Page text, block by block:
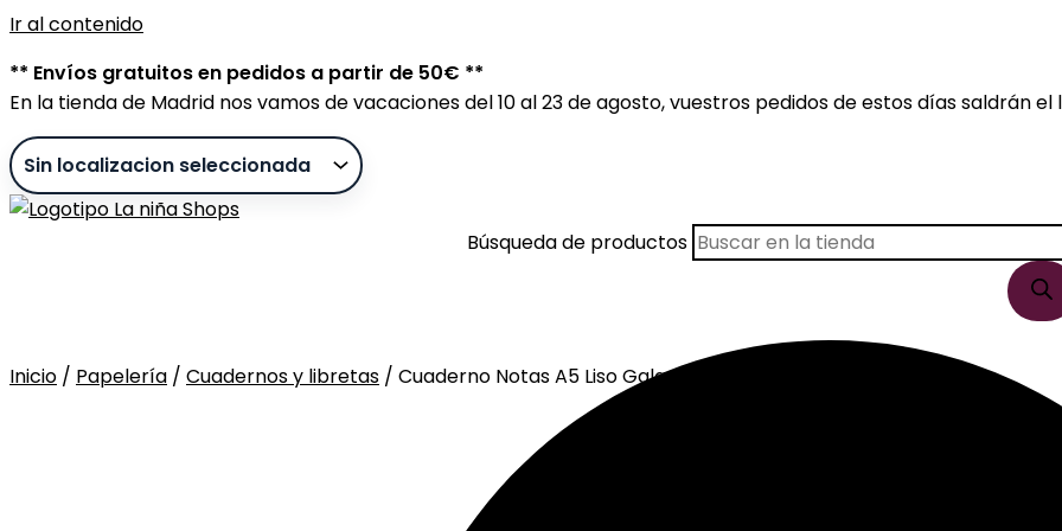
Ir al contenido
** Envíos gratuitos en pedidos a partir de 50€ **
En la tienda de Madrid nos vamos de vacaciones del 10 al 23 de agosto, vuestros pedidos de estos días saldrán el
Búsqueda de productos
Inicio / Papelería / Cuadernos y libretas / Cuaderno Notas A5 Liso Galgo Verde Oscuro
Sin stock